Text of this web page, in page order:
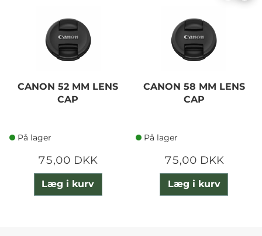
CANON 52 MM LENS
CAP
På lager
75,00 DKK
Læg i kurv
CANON 58 MM LENS
CAP
På lager
75,00 DKK
Læg i kurv